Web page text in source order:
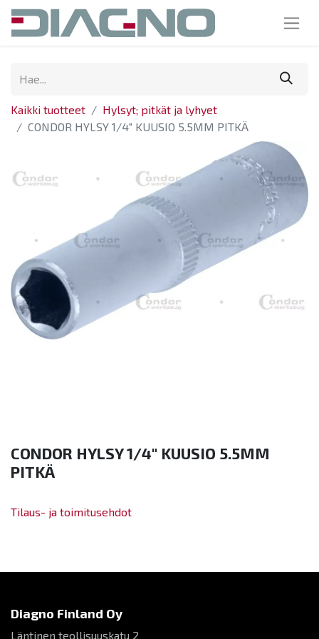
Kaikki tuotteet
Hylsyt; pitkät ja lyhyet
CONDOR HYLSY 1/4" KUUSIO 5.5MM PITKÄ
CONDOR HYLSY 1/4" KUUSIO 5.5MM
PITKÄ
Tilaus- ja toimitusehdot
Diagno Finland Oy
Läntinen teollisuuskatu 2